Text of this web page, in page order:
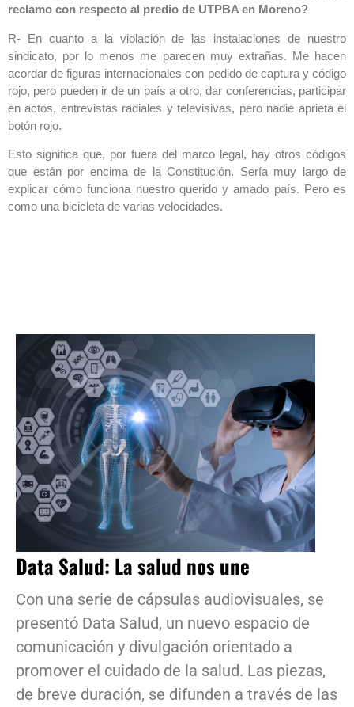
reclamo con respecto al predio de UTPBA en Moreno?
R- En cuanto a la violación de las instalaciones de nuestro
sindicato, por lo menos me parecen muy extrañas. Me hacen
acordar de figuras internacionales con pedido de captura y código
rojo, pero pueden ir de un país a otro, dar conferencias, participar
en actos, entrevistas radiales y televisivas, pero nadie aprieta el
botón rojo.
Esto significa que, por fuera del marco legal, hay otros códigos
que están por encima de la Constitución. Sería muy largo de
explicar cómo funciona nuestro querido y amado país. Pero es
como una bicicleta de varias velocidades.
Data Salud: La salud nos une
Con una serie de cápsulas audiovisuales, se
presentó Data Salud, un nuevo espacio de
comunicación y divulgación orientado a
promover el cuidado de la salud. Las piezas,
de breve duración, se difunden a través de las